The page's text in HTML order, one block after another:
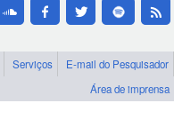
Serviços
E-mail do Pesquisador
Área de imprensa